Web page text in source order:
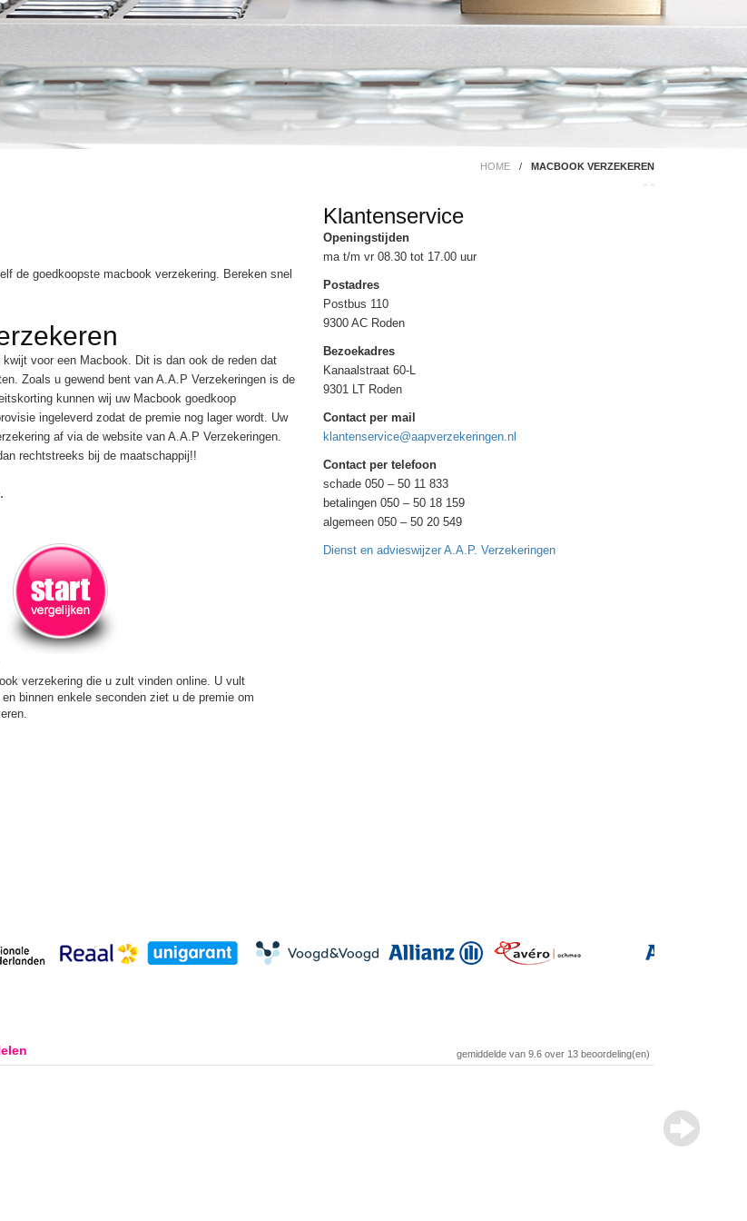
HOME / MACBOOK VERZEKEREN
de goedkoopste macbook verzekering. Bereken snel
voor een Macbook. Dit is dan ook de reden dat
Zoals u gewend bent van A.A.P Verzekeringen is de
kunnen wij uw Macbook goedkoop
ingeleverd zodat de premie nog lager wordt. Uw
af via de website van A.A.P Verzekeringen.
rechtstreeks bij de maatschappij!!
verzekering die u zult vinden online. U vult
binnen enkele seconden ziet u de premie om
Klantenservice
Openingstijden
ma t/m vr 08.30 tot 17.00 uur
Postadres
Postbus 110
9300 AC Roden
Bezoekadres
Kanaalstraat 60-L
9301 LT Roden
Contact per mail
klantenservice@aapverzekeringen.nl
Contact per telefoon
schade 050 – 50 11 833
betalingen 050 – 50 18 159
algemeen 050 – 50 20 549
Dienst en advieswijzer A.A.P. Verzekeringen
Woonplaats
Geschreven op
Beoordeling
gemiddelde van 9.6 over 13 beoordeling(en)